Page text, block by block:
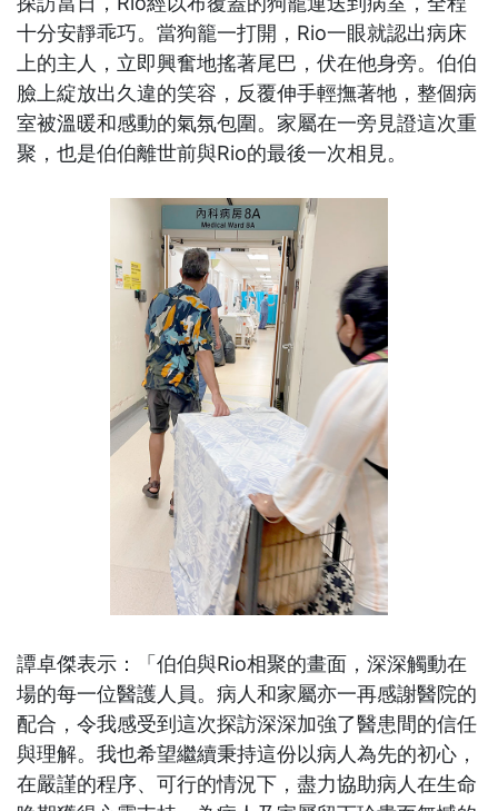
十分安靜乖巧。當狗籠一打開，Rio一眼就認出病床
上的主人，立即興奮地搖著尾巴，伏在他身旁。伯伯
臉上綻放出久違的笑容，反覆伸手輕撫著牠，整個病
室被溫暖和感動的氣氛包圍。家屬在一旁見證這次重
聚，也是伯伯離世前與Rio的最後一次相見。
譚卓傑表示：「伯伯與Rio相聚的畫面，深深觸動在
場的每一位醫護人員。病人和家屬亦一再感謝醫院的
配合，令我感受到這次探訪深深加強了醫患間的信任
與理解。我也希望繼續秉持這份以病人為先的初心，
在嚴謹的程序、可行的情況下，盡力協助病人在生命